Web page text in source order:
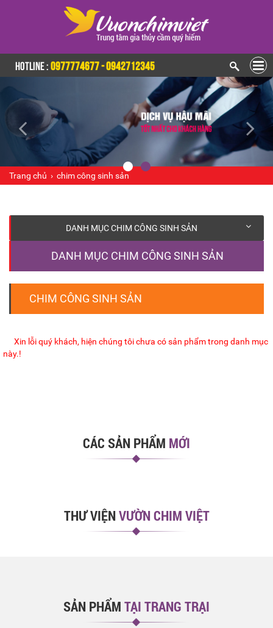
HOTLINE :0977774677 - 0942712345
Trang chủ › chim công sinh sản
DANH MỤC CHIM CÔNG SINH SẢN
DANH MỤC CHIM CÔNG SINH SẢN
CHIM CÔNG SINH SẢN
Xin lỗi quý khách, hiện chúng tôi chưa có sản phẩm trong danh mục
này.!
CÁC SẢN PHẨM MỚI
THƯ VIỆNVƯỜN CHIM VIỆT
SẢN PHẨM TẠI TRANG TRẠI